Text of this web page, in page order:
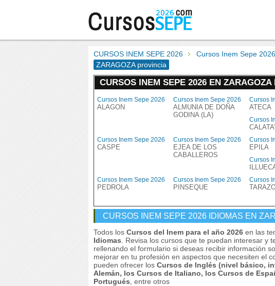
CURSOS INEM SEPE 2026
Cursos Inem Sepe
ZARAGOZA provincia
CURSOS INEM SEPE 2026 EN ZARAGOZA
Cursos Inem Sepe 2026
ALAGON
Cursos Inem Sepe 2026
ALMUNIA DE DOÑA
GODINA (LA)
Cursos
ATECA
Cursos
Cursos Inem Sepe 2026
CASPE
Cursos Inem Sepe 2026
EJEA DE LOS
CABALLEROS
Cursos
EPILA
Cursos
Cursos Inem Sepe 2026
PEDROLA
Cursos Inem Sepe 2026
PINSEQUE
Cursos
CURSOS INEM SEPE 2026 IDIOMAS EN
Todos los Cursos del Inem para el año 2026 en las
Idiomas . Revisa los cursos que te puedan interesar y
rellenando el formulario si deseas recibir información
mejorar en tu profesión en aspectos que necesiten el
pueden ofrecer los Cursos de Inglés (nivel básico,
Alemán, los Cursos de Italiano, los Cursos de
Portugués , entre otros